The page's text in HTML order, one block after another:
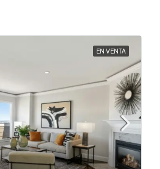
EN VENTA